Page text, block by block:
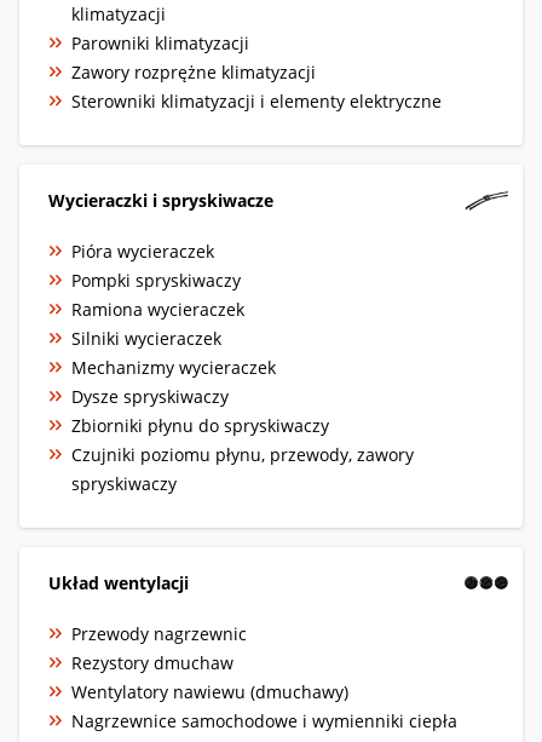
klimatyzacji
Parowniki klimatyzacji
Zawory rozprężne klimatyzacji
Sterowniki klimatyzacji i elementy elektryczne
Wycieraczki i spryskiwacze
Pióra wycieraczek
Pompki spryskiwaczy
Ramiona wycieraczek
Silniki wycieraczek
Mechanizmy wycieraczek
Dysze spryskiwaczy
Zbiorniki płynu do spryskiwaczy
Czujniki poziomu płynu, przewody, zawory
spryskiwaczy
Układ wentylacji
Przewody nagrzewnic
Rezystory dmuchaw
Wentylatory nawiewu (dmuchawy)
Nagrzewnice samochodowe i wymienniki ciepła